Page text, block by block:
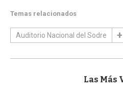
Temas relacionados
Auditorio Nacional del Sodre
Las Más